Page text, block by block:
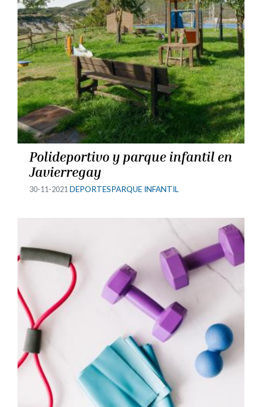
Polideportivo y parque infantil en
Javierregay
30-11-2021 DEPORTESPARQUE INFANTIL